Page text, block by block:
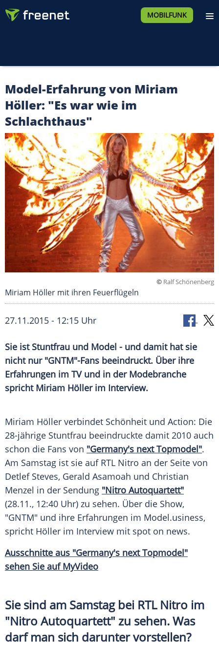
MOBILFUNK
Model-Erfahrung von Miriam
Höller: "Es war wie im
Schlachthaus"
© Ralf Schönenberg
Miriam Höller mit ihren Feuerflügeln
27.11.2015 - 12:15 Uhr
Sie ist Stuntfrau und Model - und damit hat sie
nicht nur "GNTM"-Fans beeindruckt. Über ihre
Erfahrungen im TV und in der Modebranche
spricht Miriam Höller im Interview.
Miriam Höller verbindet Schönheit und Action: Die
28-jährige Stuntfrau beeindruckte damit 2010 auch
schon die Fans von "Germany's next Topmodel".
Am Samstag ist sie auf RTL Nitro an der Seite von
Detlef Steves, Gerald Asamoah und Christian
Menzel in der Sendung "Nitro Autoquartett"
(28.11., 12:40 Uhr) zu sehen. Über die Show,
"GNTM" und ihre Erfahrungen im Model.usiness,
spricht Höller im Interview mit spot on news.
Ausschnitte aus "Germany's next Topmodel"
sehen Sie auf MyVideo
Sie sind am Samstag bei RTL Nitro im
"Nitro Autoquartett" zu sehen. Was
darf man sich darunter vorstellen?